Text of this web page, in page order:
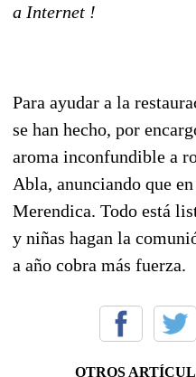
a Internet !
Para ayudar a la
se han hecho, por
aroma inconfundible a
Abla, anunciando que
Merendica. Todo está
y niñas hagan la
a año cobra más fuerza.
OTROS